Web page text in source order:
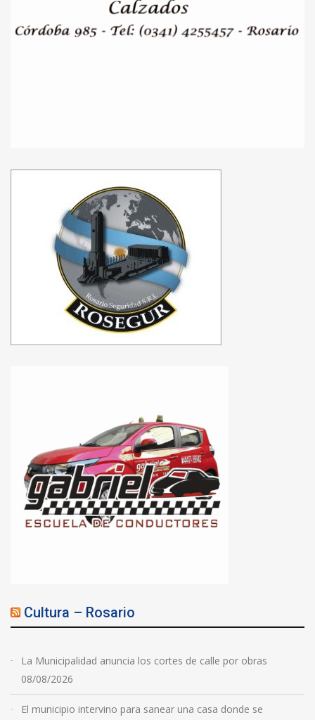
Cultura – Rosario
La Municipalidad anuncia los cortes de calle por obras
08/08/2026
El municipio intervino para sanear una casa donde se